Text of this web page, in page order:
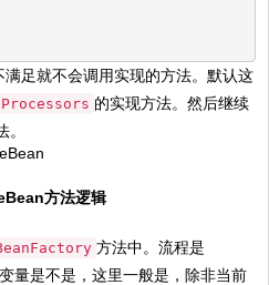
足就不会调用实现的方法。默认这
的实现方法。然后继续
。
方法逻辑
方法中。流程是
变量是不是，这里一般是，除非当前